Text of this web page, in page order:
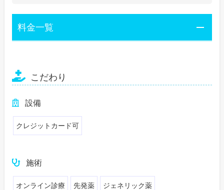
料金一覧
こだわり
設備
クレジットカード可
施術
オンライン診療 先発薬 ジェネリック薬